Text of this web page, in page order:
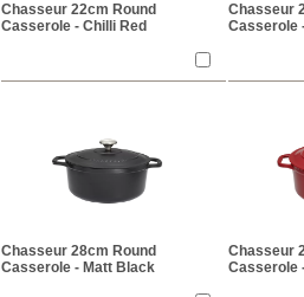
Chasseur 22cm Round
Casserole - Chilli Red
Chasseur
Casserole
Chasseur 28cm Round
Casserole - Matt Black
Chasseur
Casserole